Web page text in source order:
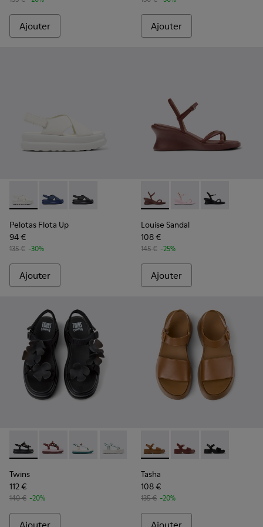
Ajouter Ajouter
Pelotas Flota Up - K201931-002 - Sandales en cuir blanches
Pelotas Flota Up - K201931-003 - Sandales en cuir
Pelotas Flota Up - K201931-001
Pelotas Flota Up
94 €
135 € -30%
Ajouter
Louise Sandal - K201916-
Louise Sandal -
Louise
Louise Sandal
108 €
145 € -25%
Ajouter
Twins - K201726-012 - Sandales noires en textile Pour
Twins - K201726-014 - Sandales en textile bordeaux
Twins - K201726-013 - Sandales en textile
Twins - K201726-008 - Sandales en
Twins - K201726-005
Twins - K201726-003
Twins -
Twins
112 €
140 € -20%
Tasha - K201659-011 -
Tasha - K201659-
Tasha -
Tasha
108 €
135 € -20%